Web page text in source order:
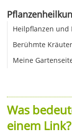
Heilpflanzen und
Berühmte
Meine
Was
einem Link?